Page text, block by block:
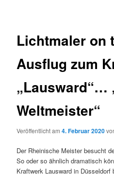
Lichtmaler on
Ausflug zum
„Lausward“…
Weltmeister“
Veröffentlicht am4. Februar 2020
Der Rheinische Meister besucht
So oder so ähnlich dramatisch
Kraftwerk Lausward in